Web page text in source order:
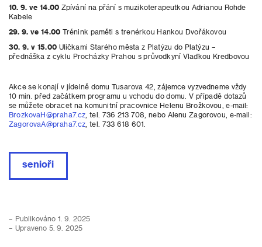
10. 9. ve 14.00 Zpívání na přání s muzikoterapeutkou Adrianou Rohde
Kabele
29. 9. ve 14.00 Trénink paměti s trenérkou Hankou Dvořákovou
30. 9. v 15.00Uličkami Starého města z Platýzu do Platýzu –
přednáška z cyklu Procházky Prahou s průvodkyní Vlaďkou Kredbovou
Akce se konají v jídelně domu Tusarova 42, zájemce vyzvedneme vždy
10 min. před začátkem programu u vchodu do domu. V případě dotazů
se můžete obracet na komunitní pracovnice Helenu Brožkovou, e-mail:
BrozkovaH@praha7.cz , tel. 736 213 708, nebo Alenu Zagorovou, e-mail:
ZagorovaA@praha7.cz , tel. 733 618 601.
senioři
– Publikováno 1. 9. 2025
– Upraveno 5. 9. 2025